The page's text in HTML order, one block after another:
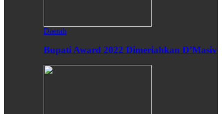
Daerah
Bupati Award 2022 Dimeriahkan D’Masiv